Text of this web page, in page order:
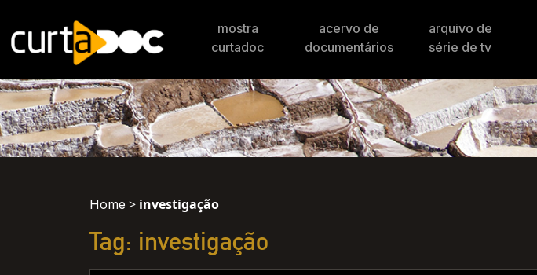
mostra
curtadoc
acervo de
documentários
arquivo de
série de tv
Home > investigação
Tag: investigação